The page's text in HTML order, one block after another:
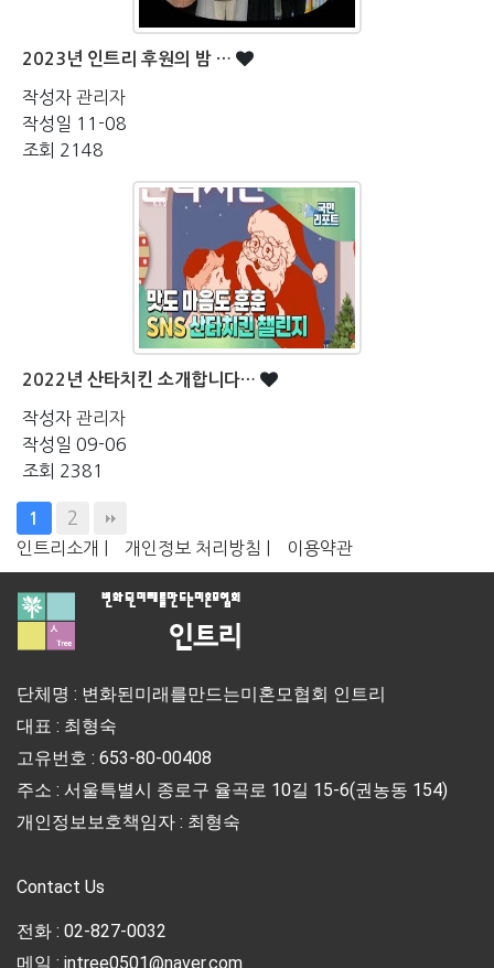
2023년 인트리 후원의 밤 …
작성자 관리자
작성일 11-08
조회 2148
2022년 산타치킨 소개합니다…
작성자 관리자
작성일 09-06
조회 2381
1 2
인트리소개 | 개인정보 처리방침 | 이용약관
단체명 : 변화된미래를만드는미혼모협회 인트리
대표 : 최형숙
고유번호 : 653-80-00408
주소 : 서울특별시 종로구 율곡로 10길 15-6(권농동 154)
개인정보보호책임자 : 최형숙
Contact Us
전화 : 02-827-0032
메일 : intree0501@naver.com